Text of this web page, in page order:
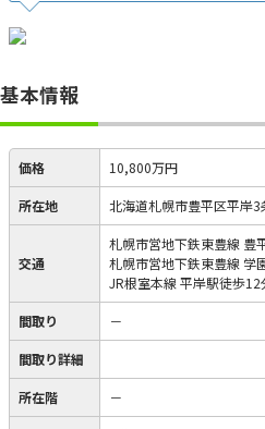
基本情報
価格 10,800万円
所在地 北海道札幌市豊平区平岸3
交通
札幌市営地下鉄東豊線 豊
札幌市営地下鉄東豊線 学
JR根室本線 平岸駅徒歩12
間取り －
間取り詳細
所在階 －